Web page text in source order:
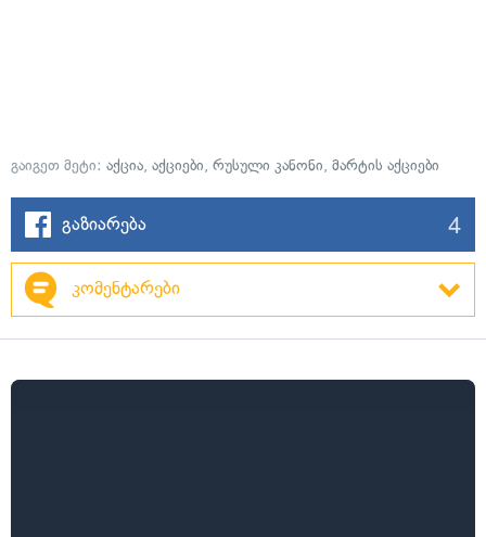
გაიგეთ მეტი: აქცია, აქციები, რუსული კანონი, მარტის აქციები
გაზიარება 4
კომენტარები